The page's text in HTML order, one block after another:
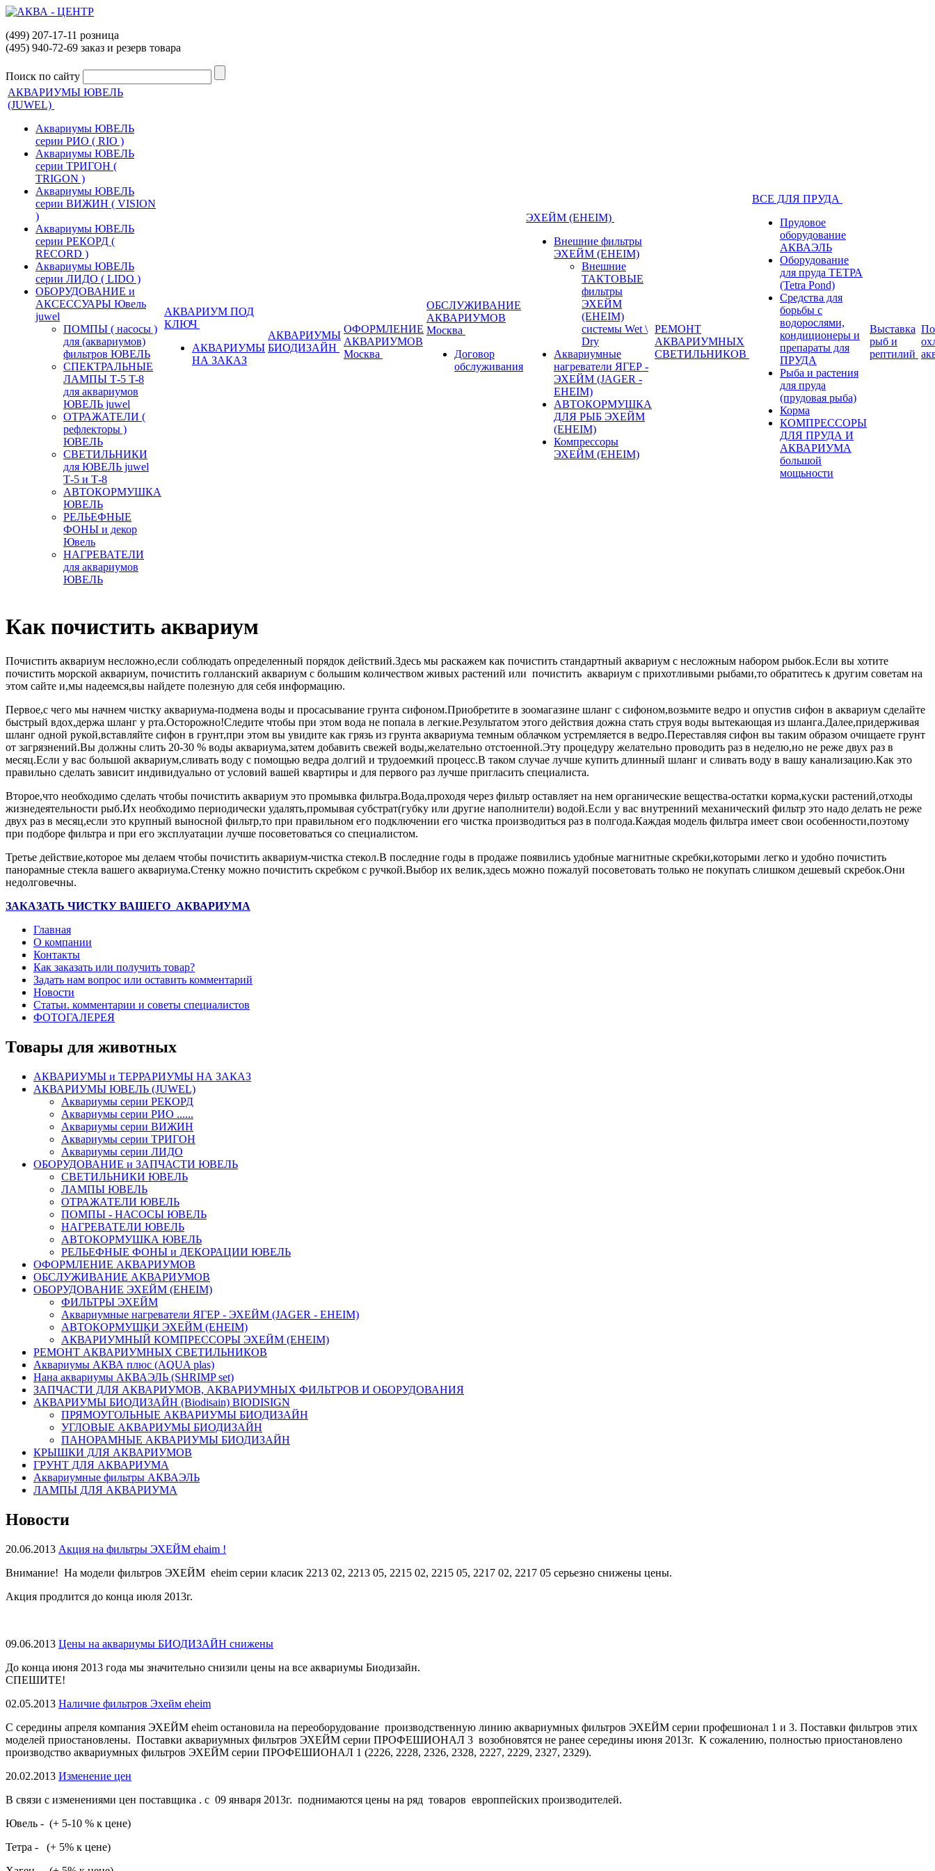
(499) 207-17-11 розница
(495) 940-72-69 заказ и резерв товара
Поиск по сайту
АКВАРИУМЫ ЮВЕЛЬ
(JUWEL)
Аквариумы ЮВЕЛЬ
серии РИО ( RIO )
Аквариумы ЮВЕЛЬ
серии ТРИГОН (
TRIGON )
Аквариумы ЮВЕЛЬ
серии ВИЖИН ( VISION
)
Аквариумы ЮВЕЛЬ
серии РЕКОРД (
RECORD )
Аквариумы ЮВЕЛЬ
серии ЛИДО ( LIDO )
ОБОРУДОВАНИЕ и
АКСЕССУАРЫ Ювель
juwel
ПОМПЫ ( насосы )
для (аквариумов)
фильтров ЮВЕЛЬ
СПЕКТРАЛЬНЫЕ
ЛАМПЫ Т-5 T-8
для аквариумов
ЮВЕЛЬ juwel
ОТРАЖАТЕЛИ (
рефлекторы )
ЮВЕЛЬ
СВЕТИЛЬНИКИ
для ЮВЕЛЬ juwel
Т-5 и Т-8
АВТОКОРМУШКА
ЮВЕЛЬ
РЕЛЬЕФНЫЕ
ФОНЫ и декор
Ювель
НАГРЕВАТЕЛИ
для аквариумов
ЮВЕЛЬ
АКВАРИУМ ПОД
КЛЮЧ
АКВАРИУМЫ
НА ЗАКАЗ
АКВАРИУМЫ
БИОДИЗАЙН
ОФОРМЛЕНИЕ
АКВАРИУМОВ
Москва
ОБСЛУЖИВАНИЕ
АКВАРИУМОВ
Москва
Договор
обслуживания
ЭХЕЙМ (EHEIM)
Внешние фильтры
ЭХЕЙМ (EHEIM)
Внешние
ТАКТОВЫЕ
фильтры
ЭХЕЙМ
(EHEIM)
системы Wet \
Dry
Аквариумные
нагреватели ЯГЕР -
ЭХЕЙМ (JAGER -
EHEIM)
АВТОКОРМУШКА
ДЛЯ РЫБ ЭХЕЙМ
(EHEIM)
Компрессоры
ЭХЕЙМ (EHEIM)
РЕМОНТ
АКВАРИУМНЫХ
СВЕТИЛЬНИКОВ
ВСЕ ДЛЯ ПРУДА
Прудовое
оборудование
АКВАЭЛЬ
Оборудование
для пруда ТЕТРА
(Tetra Pond)
Средства для
борьбы с
водорослями,
кондиционеры и
препараты для
ПРУДА
Рыба и растения
для пруда
(прудовая рыба)
Корма
КОМПРЕССОРЫ
ДЛЯ ПРУДА И
АКВАРИУМА
большой
мощьности
Выставка
рыб и
рептилий
Как почистить аквариум
Почистить аквариум несложно,если соблюдать определенный порядок действий.Здесь мы раскажем как почистить стандартный аквариум с несложным набором рыбок.Если вы хотите
почистить морской аквариум, почистить голланский аквариум с большим количеством живых растений или почистить аквариум с прихотливыми рыбами,то обратитесь к другим советам на
этом сайте и,мы надеемся,вы найдете полезную для себя информацию.
Первое,с чего мы начнем чистку аквариума-подмена воды и просасывание грунта сифоном.Приобретите в зоомагазине шланг с сифоном,возьмите ведро и опустив сифон в аквариум сделайте
быстрый вдох,держа шланг у рта.Осторожно!Следите чтобы при этом вода не попала в легкие.Результатом этого действия дожна стать струя воды вытекающая из шланга.Далее,придерживая
шланг одной рукой,вставляйте сифон в грунт,при этом вы увидите как грязь из грунта аквариума темным облачком устремляется в ведро.Переставляя сифон вы таким образом очищаете грунт
от загрязнений.Вы должны слить 20-30 % воды аквариума,затем добавить свежей воды,желательно отстоенной.Эту процедуру желательно проводить раз в неделю,но не реже двух раз в
месяц.Если у вас большой аквариум,сливать воду с помощью ведра долгий и трудоемкий процесс.В таком случае лучше купить длинный шланг и сливать воду в вашу канализацию.Как это
правильно сделать зависит индивидуально от условий вашей квартиры и для первого раз лучше пригласить специалиста.
Второе,что необходимо сделать чтобы почистить аквариум это промывка фильтра.Вода,проходя через фильтр оставляет на нем органические вещества-остатки корма,куски растений,отходы
жизнедеятельности рыб.Их необходимо периодически удалять,промывая субстрат(губку или другие наполнители) водой.Если у вас внутренний механический фильтр это надо делать не реже
двух раз в месяц,если это крупный выносной фильтр,то при правильном его подключении его чистка производиться раз в полгода.Каждая модель фильтра имеет свои особенности,поэтому
при подборе фильтра и при его эксплуатации лучше посоветоваться со специалистом.
Третье действие,которое мы делаем чтобы почистить аквариум-чистка стекол.В последние годы в продаже появились удобные магнитные скребки,которыми легко и удобно почистить
панорамные стекла вашего аквариума.Стенку можно почистить скребком с ручкой.Выбор их велик,здесь можно пожалуй посоветовать только не покупать слишком дешевый скребок.Они
недолговечны.
ЗАКАЗАТЬ ЧИСТКУ ВАШЕГО АКВАРИУМА
Главная
О компании
Контакты
Как заказать или получить товар?
Задать нам вопрос или оставить комментарий
Новости
Статьи. комментарии и советы специалистов
ФОТОГАЛЕРЕЯ
Товары для животных
АКВАРИУМЫ и ТЕРРАРИУМЫ НА ЗАКАЗ
АКВАРИУМЫ ЮВЕЛЬ (JUWEL)
Аквариумы серии РЕКОРД
Аквариумы серии РИО ......
Аквариумы серии ВИЖИН
Аквариумы серии ТРИГОН
Аквариумы серии ЛИДО
ОБОРУДОВАНИЕ и ЗАПЧАСТИ ЮВЕЛЬ
СВЕТИЛЬНИКИ ЮВЕЛЬ
ЛАМПЫ ЮВЕЛЬ
ОТРАЖАТЕЛИ ЮВЕЛЬ
ПОМПЫ - НАСОСЫ ЮВЕЛЬ
НАГРЕВАТЕЛИ ЮВЕЛЬ
АВТОКОРМУШКА ЮВЕЛЬ
РЕЛЬЕФНЫЕ ФОНЫ и ДЕКОРАЦИИ ЮВЕЛЬ
ОФОРМЛЕНИЕ АКВАРИУМОВ
ОБСЛУЖИВАНИЕ АКВАРИУМОВ
ОБОРУДОВАНИЕ ЭХЕЙМ (EHEIM)
ФИЛЬТРЫ ЭХЕЙМ
Аквариумные нагреватели ЯГЕР - ЭХЕЙМ (JAGER - EHEIM)
АВТОКОРМУШКИ ЭХЕЙМ (EHEIM)
АКВАРИУМНЫЙ КОМПРЕССОРЫ ЭХЕЙМ (EHEIM)
РЕМОНТ АКВАРИУМНЫХ СВЕТИЛЬНИКОВ
Аквариумы АКВА плюс (AQUA plas)
Нана аквариумы АКВАЭЛЬ (SHRIMP set)
ЗАПЧАСТИ ДЛЯ АКВАРИУМОВ, АКВАРИУМНЫХ ФИЛЬТРОВ И ОБОРУДОВАНИЯ
АКВАРИУМЫ БИОДИЗАЙН (Biodisain) BIODISIGN
ПРЯМОУГОЛЬНЫЕ АКВАРИУМЫ БИОДИЗАЙН
УГЛОВЫЕ АКВАРИУМЫ БИОДИЗАЙН
ПАНОРАМНЫЕ АКВАРИУМЫ БИОДИЗАЙН
КРЫШКИ ДЛЯ АКВАРИУМОВ
ГРУНТ ДЛЯ АКВАРИУМА
Аквариумные фильтры АКВАЭЛЬ
ЛАМПЫ ДЛЯ АКВАРИУМА
Новости
20.06.2013 Акция на фильтры ЭХЕЙМ ehaim !
Внимание! На модели фильтров ЭХЕЙМ eheim серии класик 2213 02, 2213 05, 2215 02, 2215 05, 2217 02, 2217 05 серьезно снижены цены.
Акция продлится до конца июля 2013г.
09.06.2013 Цены на аквариумы БИОДИЗАЙН снижены
До конца июня 2013 года мы значительно снизили цены на все аквариумы Биодизайн.
СПЕШИТЕ!
02.05.2013 Наличие фильтров Эхейм eheim
С середины апреля компания ЭХЕЙМ eheim остановила на переоборудование производственную линию аквариумных фильтров ЭХЕЙМ серии профешионал 1 и 3. Поставки фильтров этих
моделей приостановлены. Поставки аквариумных фильтров ЭХЕЙМ серии ПРОФЕШИОНАЛ 3 возобновятся не ранее середины июня 2013г. К сожалению, полностью приостановлено
производство аквариумных фильтров ЭХЕЙМ серии ПРОФЕШИОНАЛ 1 (2226, 2228, 2326, 2328, 2227, 2229, 2327, 2329).
20.02.2013 Изменение цен
В связи с изменениями цен поставщика . с 09 января 2013г. поднимаются цены на ряд товаров европпейских производителей.
Ювель - (+ 5-10 % к цене)
Тетра - (+ 5% к цене)